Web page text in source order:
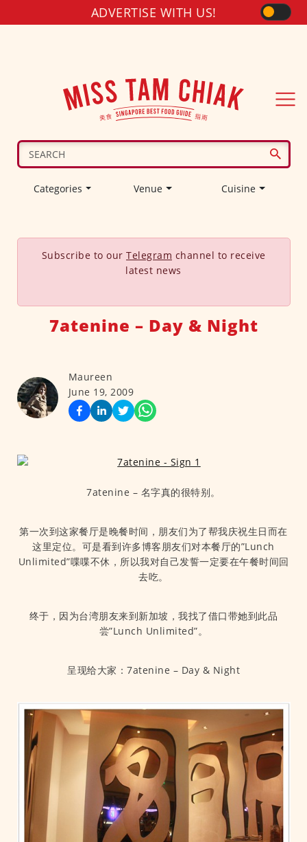
ADVERTISE WITH US!
Categories Venue Cuisine
Subscribe to our Telegram channel to receive
latest news
7atenine – Day & Night
Maureen
June 19, 2009
7atenine – 名字真的很特别。
第一次到这家餐厅是晚餐时间，朋友们为了帮我庆祝生日而在
这里定位。可是看到许多博客朋友们对本餐厅的”Lunch
Unlimited”喋喋不休，所以我对自己发誓一定要在午餐时间回
去吃。
终于，因为台湾朋友来到新加坡，我找了借口带她到此品
尝”Lunch Unlimited”。
呈现给大家：7atenine – Day & Night